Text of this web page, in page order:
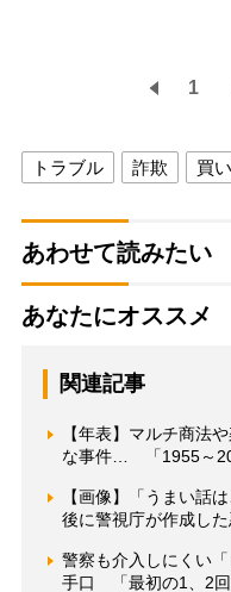
1
トラブル 詐欺 買
あわせて読みたい
あなたにオススメ
関連記事
【年表】マルチ商法
な事件… 「1955～
【画像】「うまい話
後に警視庁が作成し
警察も介入しにくい
手口 「最初の1、2回